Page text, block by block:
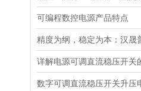
可编程数控电源产品特点